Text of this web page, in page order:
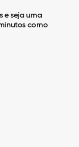
e seja uma
como